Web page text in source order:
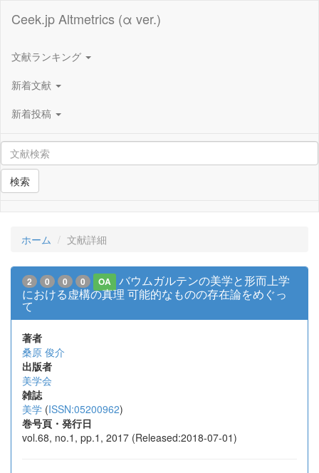
Ceek.jp Altmetrics (α ver.)
文献ランキング
新着文献
新着投稿
検索
ホーム 文献詳細
2 0 0 0 OA
バウムガルテンの美学と形而上学
における虚構の真理 可能的なものの存在論をめぐっ
て
著者
桑原 俊介
出版者
美学会
雑誌
美学 (ISSN:05200962)
巻号頁・発行日
vol.68, no.1, pp.1, 2017 (Released:2018-07-01)